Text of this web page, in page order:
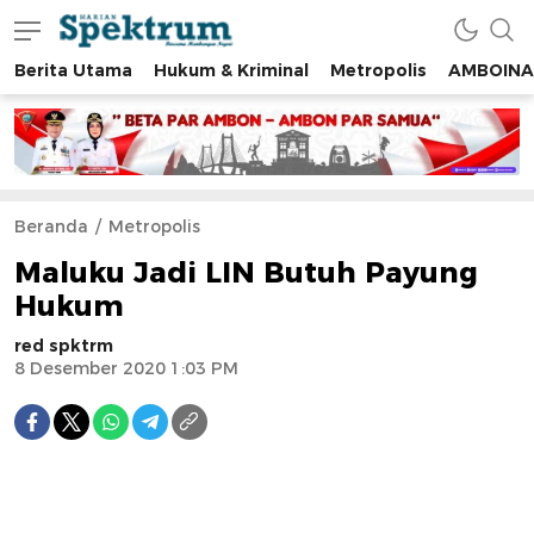
spektrumonline.com
Berita Utama Hukum & Kriminal Metropolis AMBOINA
Beranda Metropolis
Maluku Jadi LIN Butuh Payung
Hukum
red spktrm
8 Desember 2020 1:03 PM